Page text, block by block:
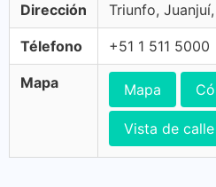
Dirección Triunfo,
Télefono +51 1 511 5000
Mapa Mapa
Vista de calle